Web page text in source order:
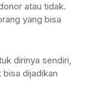
atau tidak.
yang bisa
dirinya sendiri,
dijadikan